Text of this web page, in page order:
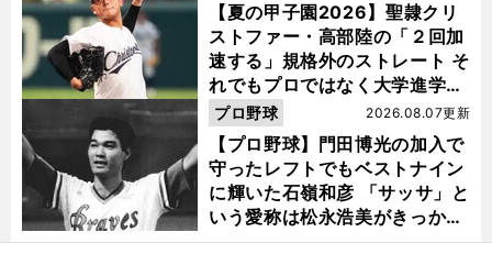
【夏の甲子園2026】聖隷クリ
ストファー・高部陸の「２回加
速する」規格外のストレート そ
れでもプロではなく大学進学を
選ぶ理由
【プロ野球】門田博光の加入で
守ったレフトでもベストナイン
に輝いた石嶺和彦 「サッサ」と
いう愛称は松永浩美がきっか
け？
2026.08.07更新
プロ野球